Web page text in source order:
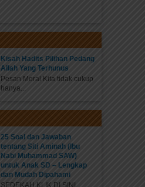
Kisah Hadits Pilihan Pedang
Allah Yang Terhunus
Pesan Moral Kita tidak cukup
hanya...
25 Soal dan Jawaban
tentang Siti Aminah (Ibu
Nabi Muhammad SAW)
untuk Anak SD – Lengkap
dan Mudah Dipahami
SEDEKAH KLIK DI SINI